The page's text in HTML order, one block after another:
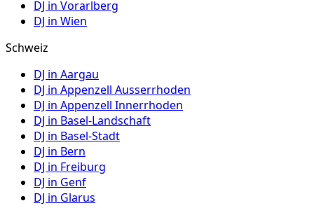
DJ in Vorarlberg
DJ in Wien
Schweiz
DJ in Aargau
DJ in Appenzell Ausserrhoden
DJ in Appenzell Innerrhoden
DJ in Basel-Landschaft
DJ in Basel-Stadt
DJ in Bern
DJ in Freiburg
DJ in Genf
DJ in Glarus